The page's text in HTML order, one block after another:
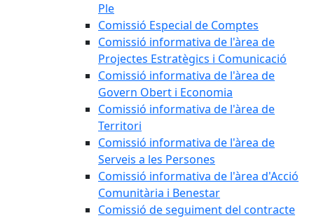
Ple
Comissió Especial de Comptes
Comissió informativa de l'àrea de
Projectes Estratègics i Comunicació
Comissió informativa de l'àrea de
Govern Obert i Economia
Comissió informativa de l'àrea de
Territori
Comissió informativa de l'àrea de
Serveis a les Persones
Comissió informativa de l'àrea d'Acció
Comunitària i Benestar
Comissió de seguiment del contracte